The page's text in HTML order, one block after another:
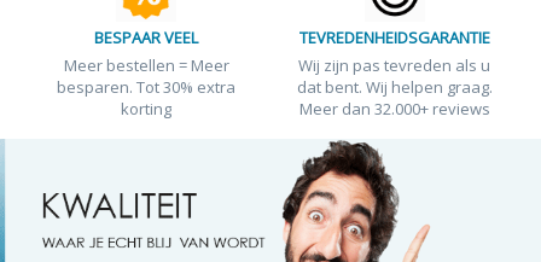
BESPAAR VEEL
Meer bestellen = Meer
besparen. Tot 30% extra
korting
TEVREDENHEIDSGARANTIE
Wij zijn pas tevreden als u
dat bent. Wij helpen graag.
Meer dan 32.000+ reviews